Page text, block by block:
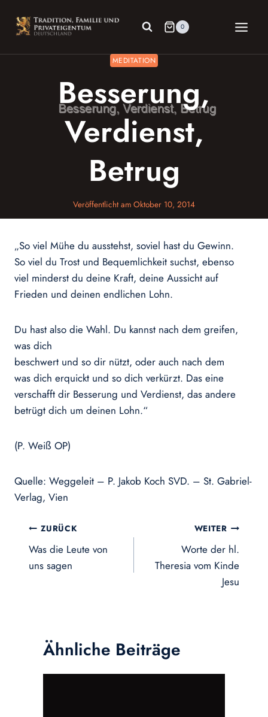
Inhalt
springen
0
MEDITATION
Besserung,
Verdienst,
Betrug
Veröffentlicht am Oktober 10, 2014
„So viel Mühe du ausstehst, soviel hast du Gewinn.
So viel du Trost und Bequemlichkeit suchst, ebenso
viel minderst du deine Kraft, deine Aussicht auf
Frieden und deinen endlichen Lohn.
Du hast also die Wahl. Du kannst nach dem greifen,
was dich
beschwert und so dir nützt, oder auch nach dem
was dich erquickt und so dich verkürzt. Das eine
verschafft dir Besserung und Verdienst, das andere
betrügt dich um deinen Lohn.“
(P. Weiß OP)
Quelle: Weggeleit – P. Jakob Koch SVD. – St. Gabriel-
Verlag, Vien
Beitragsnavigation
ZURÜCK
Was die Leute von
uns sagen
WEITER
Worte der hl.
Theresia vom Kinde
Jesu
Ähnliche Beiträge